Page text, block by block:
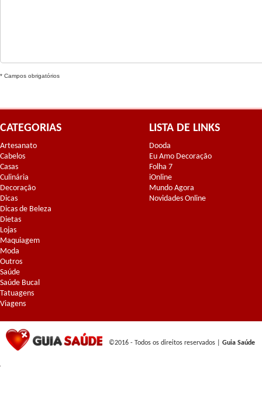
* Campos obrigatórios
CATEGORIAS
Artesanato
Cabelos
Casas
Culinária
Decoração
Dicas
Dicas de Beleza
Dietas
Lojas
Maquiagem
Moda
Outros
Saúde
Saúde Bucal
Tatuagens
Viagens
LISTA DE LINKS
Dooda
Eu Amo Decoração
Folha 7
iOnline
Mundo Agora
Novidades Online
©2016 - Todos os direitos reservados | Guia Saúde